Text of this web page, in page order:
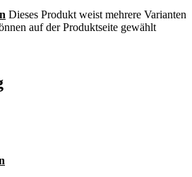
Dieses Produkt weist mehrere Varianten
auf der Produktseite gewählt